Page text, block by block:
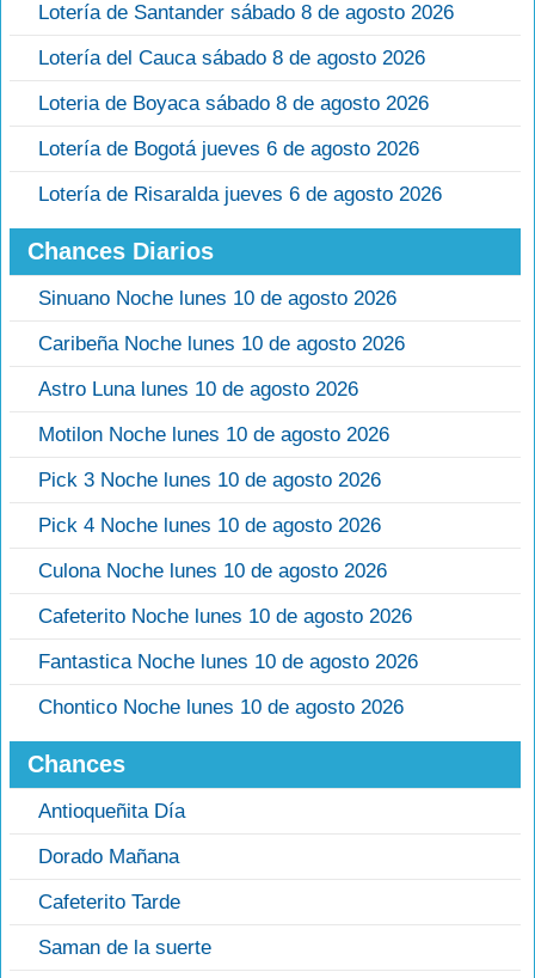
Lotería de Santander sábado 8 de agosto 2026
Lotería del Cauca sábado 8 de agosto 2026
Loteria de Boyaca sábado 8 de agosto 2026
Lotería de Bogotá jueves 6 de agosto 2026
Lotería de Risaralda jueves 6 de agosto 2026
Chances Diarios
Sinuano Noche lunes 10 de agosto 2026
Caribeña Noche lunes 10 de agosto 2026
Astro Luna lunes 10 de agosto 2026
Motilon Noche lunes 10 de agosto 2026
Pick 3 Noche lunes 10 de agosto 2026
Pick 4 Noche lunes 10 de agosto 2026
Culona Noche lunes 10 de agosto 2026
Cafeterito Noche lunes 10 de agosto 2026
Fantastica Noche lunes 10 de agosto 2026
Chontico Noche lunes 10 de agosto 2026
Chances
Antioqueñita Día
Dorado Mañana
Cafeterito Tarde
Saman de la suerte